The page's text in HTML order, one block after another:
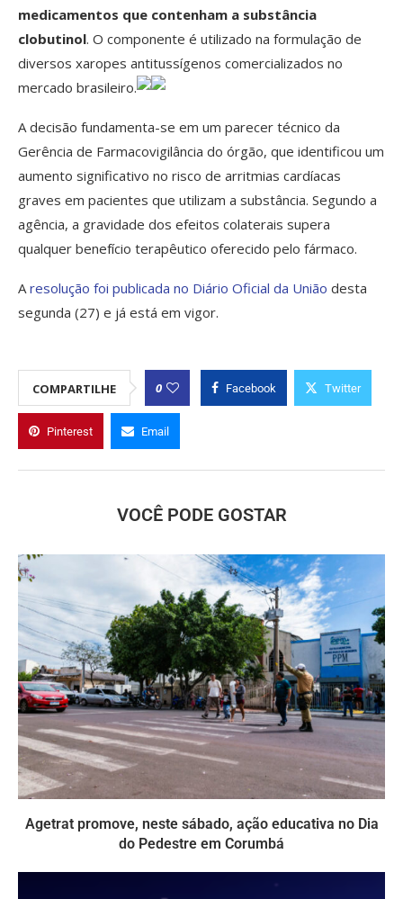
medicamentos que contenham a substância
clobutinol. O componente é utilizado na formulação de
diversos xaropes antitussígenos comercializados no
mercado brasileiro.
A decisão fundamenta-se em um parecer técnico da
Gerência de Farmacovigilância do órgão, que identificou um
aumento significativo no risco de arritmias cardíacas
graves em pacientes que utilizam a substância. Segundo a
agência, a gravidade dos efeitos colaterais supera
qualquer benefício terapêutico oferecido pelo fármaco.
A resolução foi publicada no Diário Oficial da União desta
segunda (27) e já está em vigor.
COMPARTILHE 0 Facebook Twitter
Pinterest Email
VOCÊ PODE GOSTAR
Agetrat promove, neste sábado, ação educativa no Dia
do Pedestre em Corumbá